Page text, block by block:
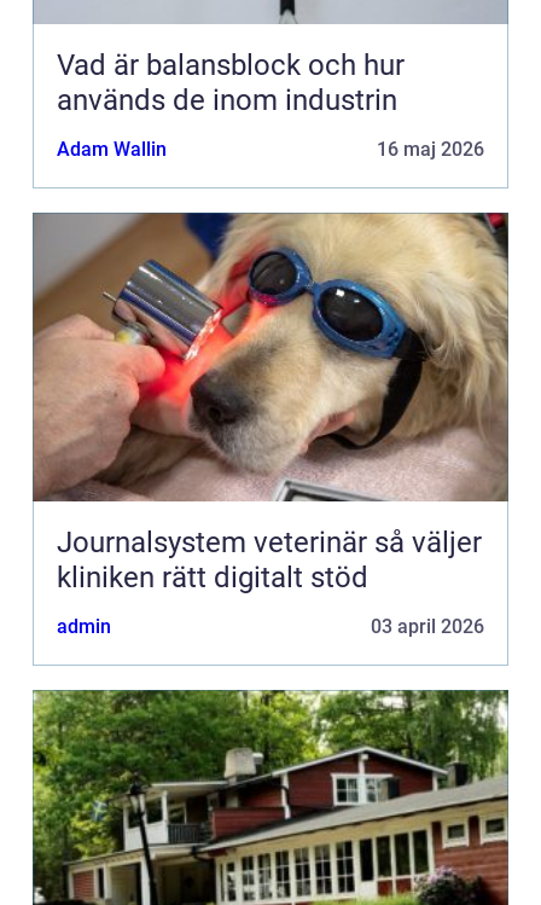
Vad är balansblock och hur
används de inom industrin
Adam Wallin 16 maj 2026
Journalsystem veterinär så väljer
kliniken rätt digitalt stöd
admin 03 april 2026